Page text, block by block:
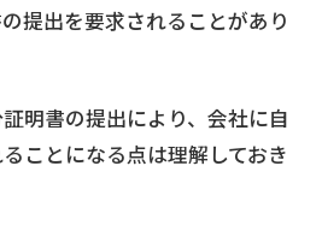
提出を要求されることがあり
明書の提出により、会社に自
ことになる点は理解しておき